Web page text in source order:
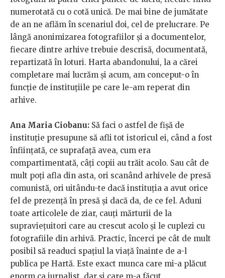
numerotată cu o cotă unică. De mai bine de jumătate
de an ne aflăm în scenariul doi, cel de prelucrare. Pe
lângă anonimizarea fotografiilor și a documentelor,
fiecare dintre arhive trebuie descrisă, documentată,
repartizată în loturi. Harta abandonului, la a cărei
completare mai lucrăm și acum, am conceput-o în
funcție de instituțiile pe care le-am reperat din
arhive.
Ana Maria Ciobanu: Să faci o astfel de fișă de
instituție presupune să afli tot istoricul ei, când a fost
înființată, ce suprafață avea, cum era
compartimentată, câți copii au trăit acolo. Sau cât de
mult poți afla din asta, ori scanând arhivele de presă
comunistă, ori uitându-te dacă instituția a avut orice
fel de prezență în presă și dacă da, de ce fel. Aduni
toate articolele de ziar, cauți mărturii de la
supraviețuitori care au crescut acolo și le cuplezi cu
fotografiile din arhivă. Practic, încerci pe cât de mult
posibil să readuci spațiul la viață înainte de a-l
publica pe Hartă. Este exact munca care mi-a plăcut